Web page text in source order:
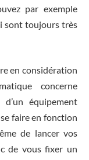
par exemple
sont toujours très
en considération
concerne
équipement
faire en fonction
de lancer vos
de vous fixer un